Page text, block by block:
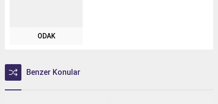
ODAK
Benzer Konular